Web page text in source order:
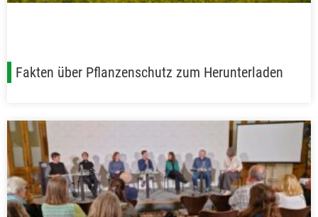
Fakten über Pflanzenschutz zum Herunterladen